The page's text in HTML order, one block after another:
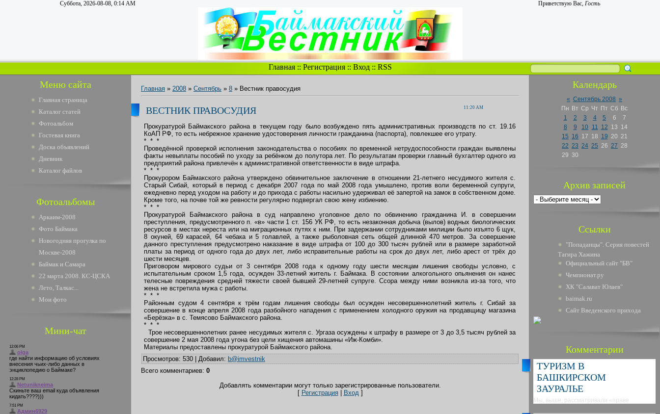
Суббота, 2026-08-08, 0:14 AM Приветствую Вас, Гость
Главная:: Регистрация:: Вход:: RSS
Меню сайта
Главная страница
Каталог статей
Фотоальбом
Гостевая книга
Доска объявлений
Дневник
Каталог файлов
Фотоальбомы
Аркаим-2008
Фото Баймака
Новогодняя прогулка по
Москве-2008
Баймак и Самара
22 марта 2008. КС-ЦСКА
Лето, Талкас...
Мои фото
Мини-чат
Главная » 2008 » Сентябрь » 8 » Вестник правосудия
11:20 AM
ВЕСТНИК ПРАВОСУДИЯ
Прокуратурой Баймакского района в текущем году было возбуждено пять административных производств по ст. 19.16
КоАП РФ, то есть небрежное хранение удостоверения личности гражданина (паспорта), повлекшее его утрату.
* * *
Проведённой проверкой исполнения законодательства о пособиях по временной нетрудоспособности граждан выявлены
факты невыплаты пособий по уходу за ребёнком до полутора лет. По результатам проверки главный бухгалтер одного из
предприятий района привлечён к административной ответственности в виде штрафа.
* * *
Прокурором Баймакского района утверждено обвинительное заключение в отношении 21-летнего несудимого жителя с.
Старый Сибай, который в период с декабря 2007 года по май 2008 года умышлено, против воли беременной супруги,
ежедневно перед уходом на работу и до прихода с работы насильно удерживал её запертой на замок в собственном доме.
Кроме того, на почве той же ревности регулярно подвергал свою жену избиению.
* * *
Прокуратурой Баймакского района в суд направлено уголовное дело по обвинению гражданина И. в совершении
преступления, предусмотренного п. «в» части 1 ст. 156 УК РФ, то есть незаконная добыча (вылов) водных биологических
ресурсов в местах нереста или на миграционных путях к ним. При задержании сотрудниками милиции было изъято 6 щук,
8 окуней, 69 карасей, 64 чебака и 5 голавлей, а также рыболовная сеть общей длинной 470 метров. За совершение
данного преступления предусмотрено наказание в виде штрафа от 100 до 300 тысяч рублей или в размере заработной
платы за период от одного года до двух лет, либо исправительные работы на срок до двух лет, либо арест от трёх до
шести месяцев.
Приговором мирового судьи от 3 сентября 2008 года к одному году шести месяцам лишения свободы условно, с
испытательным сроком 1,5 года, осужден 33-летний житель г. Баймака. В состоянии алкогольного опьянения он нанес
телесные повреждения средней тяжести своей бывшей 29-летней супруге. Ссора между ними возникла из-за того, что
жена не встретила мужа с работы.
* * *
Районным судом 4 сентября к трём годам лишения свободы был осужден несовершеннолетний житель г. Сибай за
совершение в конце апреля 2008 года разбойного нападения с применением холодного оружия на продавщицу магазина
«Берёзка» в с. Темясово Баймакского района.
* * *
Трое несовершеннолетних ранее несудимых жителя с. Ургаза осуждены к штрафу в размере от 3 до 3,5 тысяч рублей за
совершение 2 мая 2008 года угона без цели хищения автомашины «Иж-Комби».
Материалы предоставлены прокуратурой Баймакского района.
Просмотров: 530 | Добавил: b@imvestnik
Всего комментариев: 0
Добавлять комментарии могут только зарегистрированные пользователи.
[ Регистрация| Вход]
Календарь
« Сентябрь 2008 »
Пн Вт Ср Чт Пт Сб Вс
1
2 3 4 5 6
7
8
9 10 11 12 13 14
15 16 17 18 19 20 21
22 23 24 25 26 27 28
29 30
Архив записей
Ссылки
"Попаданцы". Серия повестей
Тагира Хажина
Официальный сайт "БВ"
Чемпионат.ру
ХК "Салават Юлаев"
baimak.ru
Сайт Введенского прихода
Комментарии
ТУРИЗМ В
БАШКИРСКОМ
ЗАУРАЛЬЕ
Мы, выше, рассматривали «праве